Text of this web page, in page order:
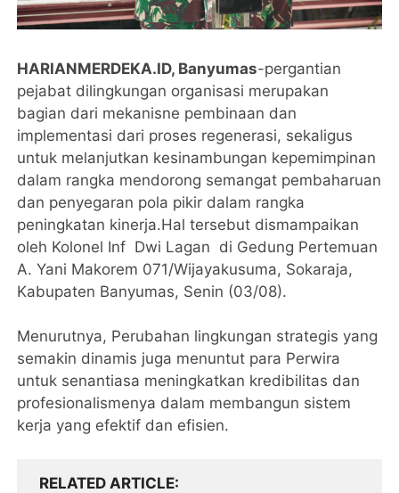
HARIANMERDEKA.ID, Banyumas-pergantian
pejabat dilingkungan organisasi merupakan
bagian dari mekanisne pembinaan dan
implementasi dari proses regenerasi, sekaligus
untuk melanjutkan kesinambungan kepemimpinan
dalam rangka mendorong semangat pembaharuan
dan penyegaran pola pikir dalam rangka
peningkatan kinerja.Hal tersebut dismampaikan
oleh Kolonel Inf Dwi Lagan di Gedung Pertemuan
A. Yani Makorem 071/Wijayakusuma, Sokaraja,
Kabupaten Banyumas, Senin (03/08).
Menurutnya, Perubahan lingkungan strategis yang
semakin dinamis juga menuntut para Perwira
untuk senantiasa meningkatkan kredibilitas dan
profesionalismenya dalam membangun sistem
kerja yang efektif dan efisien.
RELATED ARTICLE